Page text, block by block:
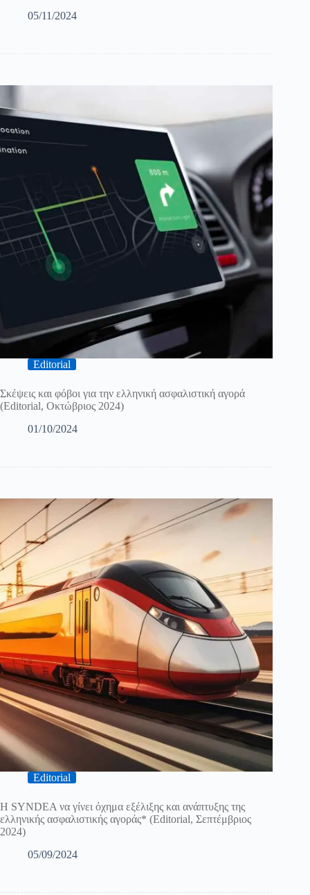
05/11/2024
Editorial
Σκέψεις και φόβοι για την ελληνική ασφαλιστική αγορά
(Editorial, Οκτώβριος 2024)
01/10/2024
Editorial
Η SYNDEA να γίνει όχημα εξέλιξης και ανάπτυξης της
ελληνικής ασφαλιστικής αγοράς* (Editorial, Σεπτέμβριος
2024)
05/09/2024